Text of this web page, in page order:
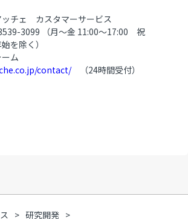
ッチェ カスタマーサービス
3099 （月～金 11:00～17:00 祝
を除く）
ーム
contact/（24時間受付）
研究開発